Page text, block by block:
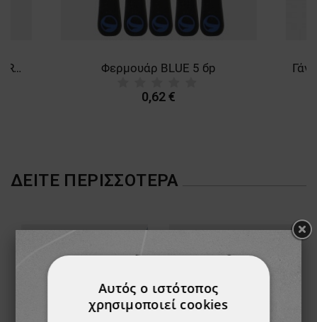
Τμχ Ισοθερμικές κάλτσες CHERTAN - 3 Φερμουάρ BLUE 5 бр
0,62 €
ΔΕΊΤΕ ΠΕΡΙΣΣΌΤΕΡΑ
Αυτός ο ιστότοπος
χρησιμοποιεί cookies